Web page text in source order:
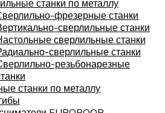
станки по металлу
фрезерные станки
сверлильные станки
сверлильные станки
сверлильные станки
резьбонарезные
станки по металлу